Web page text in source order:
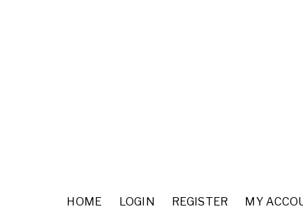
HOME LOGIN REGISTER MY